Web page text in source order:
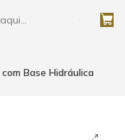
Base Hidráulica